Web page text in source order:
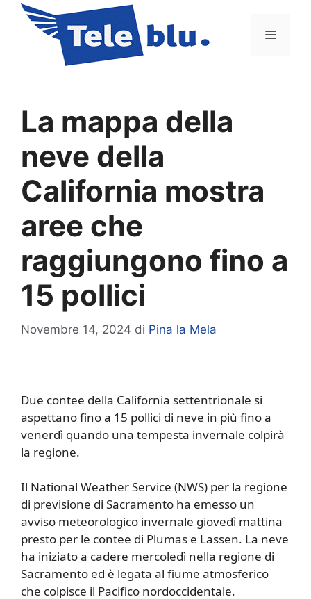
contenuto
Menu
La mappa della
neve della
California mostra
aree che
raggiungono fino a
15 pollici
Novembre 14, 2024 di Pina la Mela
Due contee della California settentrionale si
aspettano fino a 15 pollici di neve in più fino a
venerdì quando una tempesta invernale colpirà
la regione.
Il National Weather Service (NWS) per la regione
di previsione di Sacramento ha emesso un
avviso meteorologico invernale giovedì mattina
presto per le contee di Plumas e Lassen. La neve
ha iniziato a cadere mercoledì nella regione di
Sacramento ed è legata al fiume atmosferico
che colpisce il Pacifico nordoccidentale.